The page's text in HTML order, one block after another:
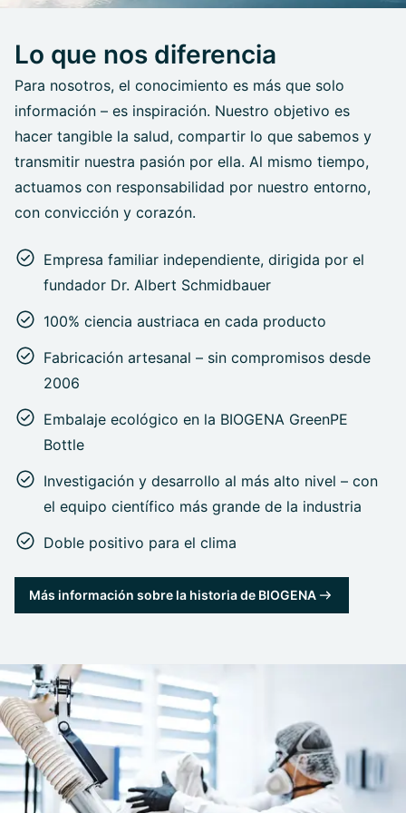
Lo que nos diferencia
Para nosotros, el conocimiento es más que solo
información – es inspiración. Nuestro objetivo es
hacer tangible la salud, compartir lo que sabemos y
transmitir nuestra pasión por ella. Al mismo tiempo,
actuamos con responsabilidad por nuestro entorno,
con convicción y corazón.
Empresa familiar independiente, dirigida por el
fundador Dr. Albert Schmidbauer
100% ciencia austriaca en cada producto
Fabricación artesanal – sin compromisos desde
2006
Embalaje ecológico en la BIOGENA GreenPE
Bottle
Investigación y desarrollo al más alto nivel – con
el equipo científico más grande de la industria
Doble positivo para el clima
Más información sobre la historia de BIOGENA